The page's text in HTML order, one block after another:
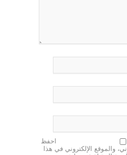
احفظ
والموقع الإلكتروني في هذا